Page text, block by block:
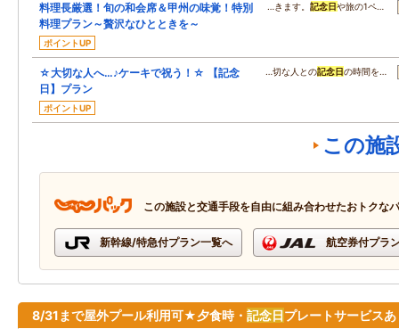
料理長厳選！旬の和会席＆甲州の味覚！特別
料理プラン～贅沢なひとときを～
ポイントUP
…きます。記念日や旅の1ペ…
☆大切な人へ…♪ケーキで祝う！☆ 【記念
日】プラン
ポイントUP
…切な人との記念日の時間を…
この施
この施設と交通手段を自由に組み合わせたおトクな
新幹線/特急付プラン一覧へ 航空券付プラ
8/31まで屋外プール利用可★夕食時・ 記念日プレートサービスあ